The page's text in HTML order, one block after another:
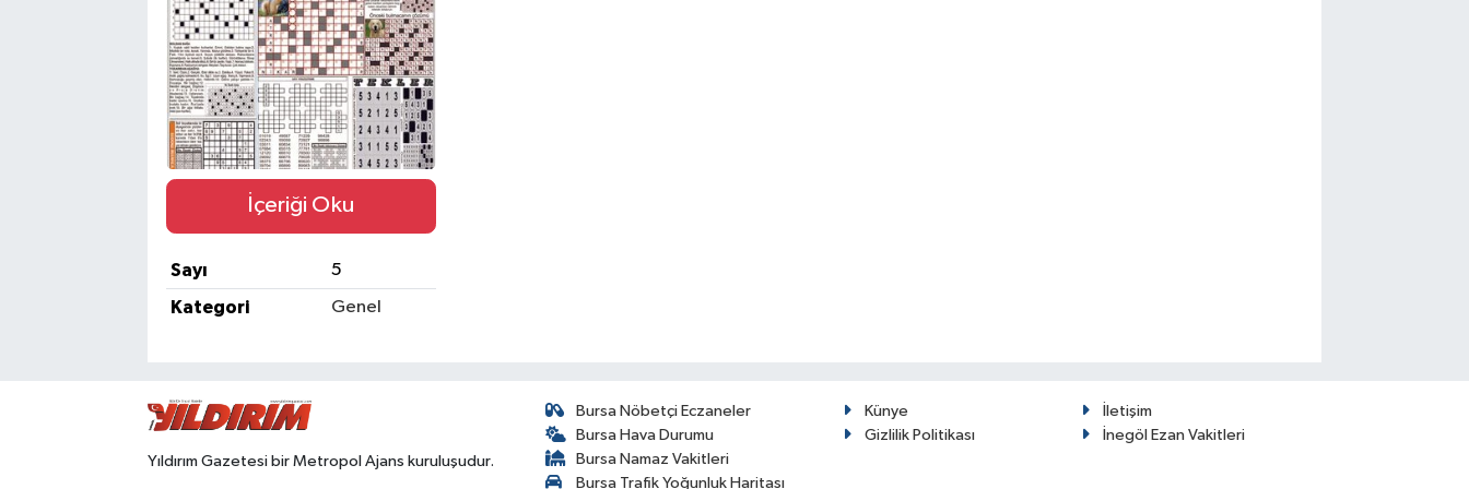
İçeriği Oku
Sayı
5
Kategori
Genel
Yıldırım Gazetesi bir Metropol Ajans kuruluşudur.
Bursa Nöbetçi Eczaneler
Bursa Hava Durumu
Bursa Namaz Vakitleri
Bursa Trafik Yoğunluk Haritası
Künye
İletişim
Gizlilik Politikası
İnegöl Ezan Vakitleri